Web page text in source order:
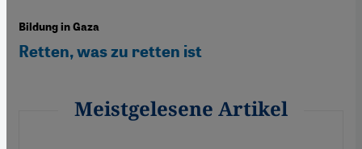
Bildung in Gaza
Retten, was zu retten ist
Meistgelesene Artikel